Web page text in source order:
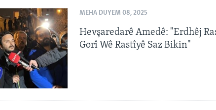
MEHA DUYEM 08, 2025
Hevşaredarê Amedê: "Erdhêj
Gorî Wê Rastîyê Saz Bikin"